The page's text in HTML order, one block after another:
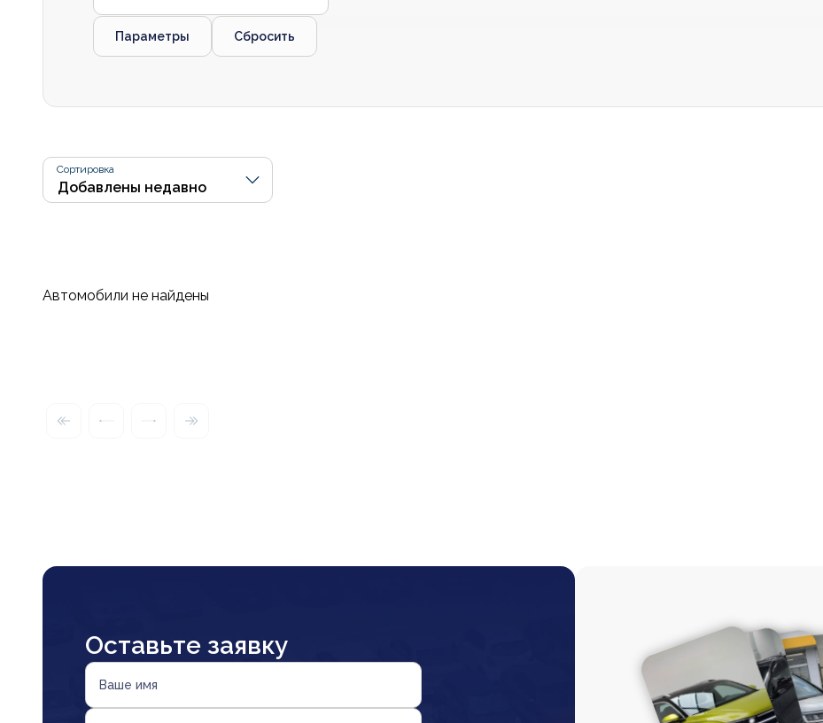
Параметры Сбросить
Сортировка
Автомобили не найдены
Оставьте заявку
Ваше имя